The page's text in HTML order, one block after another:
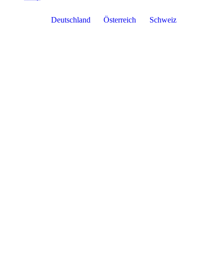
Deutschland Österreich Schweiz